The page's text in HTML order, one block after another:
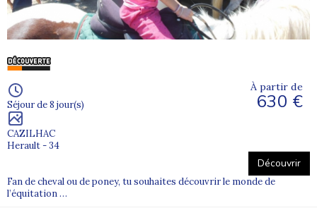
Séjour de 8 jour(s)
CAZILHAC
Herault - 34
À partir de
630 €
Découvrir
Fan de cheval ou de poney, tu souhaites découvrir le monde de
l’équitation …